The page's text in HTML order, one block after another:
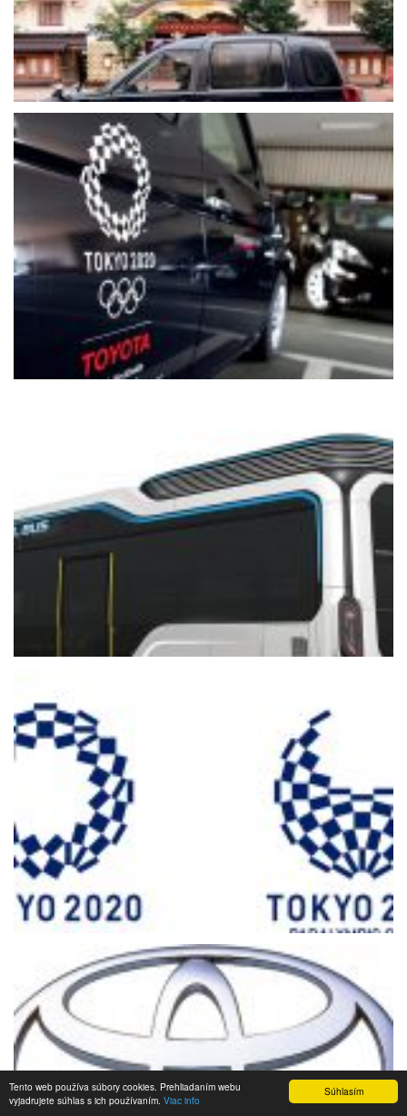
Súhlasím
Tento web používa súbory cookies. Prehliadaním webu
vyjadrujete súhlas s ich používaním. Viac info